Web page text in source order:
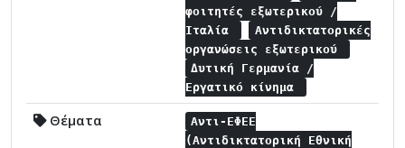
φοιτητές εξωτερικού /
Ιταλία
Αντιδικτατορικές
οργανώσεις εξωτερικού
Δυτική Γερμανία /
Εργατικό κίνημα
Θέματα
Αντι-ΕΦΕΕ
(Αντιδικτατορική Εθνική